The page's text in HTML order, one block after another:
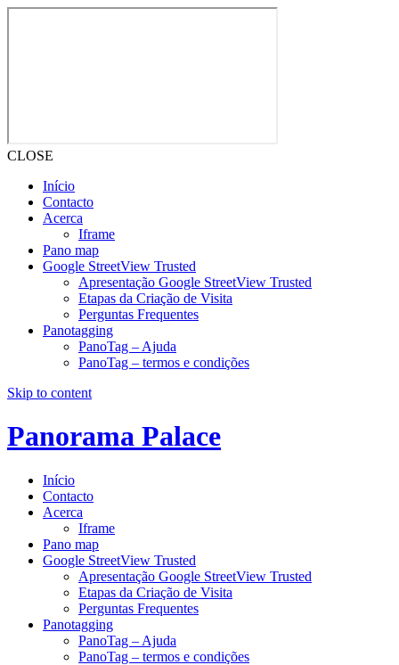
CLOSE
Início
Contacto
Acerca
Iframe
Pano map
Google StreetView Trusted
Apresentação Google StreetView Trusted
Etapas da Criação de Visita
Perguntas Frequentes
Panotagging
PanoTag – Ajuda
PanoTag – termos e condições
Skip to content
Panorama Palace
Início
Contacto
Acerca
Iframe
Pano map
Google StreetView Trusted
Apresentação Google StreetView Trusted
Etapas da Criação de Visita
Perguntas Frequentes
Panotagging
PanoTag – Ajuda
PanoTag – termos e condições